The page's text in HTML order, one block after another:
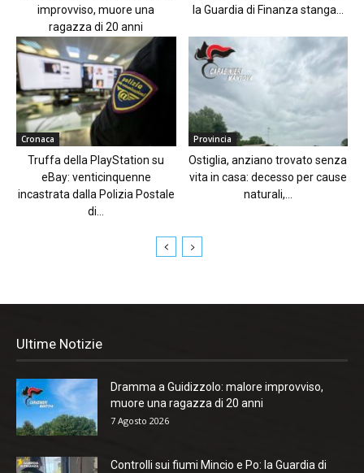
improvviso, muore una
ragazza di 20 anni
la Guardia di Finanza stanga...
Cronaca
Truffa della PlayStation su
eBay: venticinquenne
incastrata dalla Polizia Postale
di...
Provincia
Ostiglia, anziano trovato senza
vita in casa: decesso per cause
naturali,...
Ultime Notizie
Dramma a Guidizzolo: malore improvviso,
muore una ragazza di 20 anni
7 Agosto 2026
Controlli sui fiumi Mincio e Po: la Guardia di